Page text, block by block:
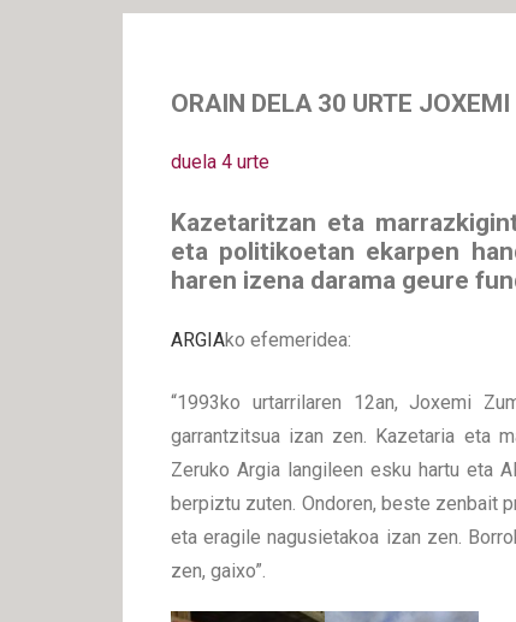
ORAIN DELA 30 URTE
duela 4 urte
Kazetaritzan eta
eta politikoetan ekarpen
haren izena darama geure
ARGIAko efemeridea:
“1993ko urtarrilaren 12an, Joxemi
garrantzitsua izan zen. Kazetaria eta
Zeruko Argia langileen esku hartu eta
berpiztu zuten. Ondoren, beste zenbait
eta eragile nagusietakoa izan zen.
zen, gaixo”.